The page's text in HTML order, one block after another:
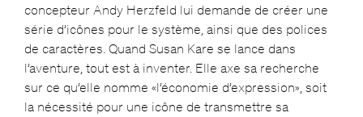
concepteur Andy Herzfeld lui demande de créer une
série d’icônes pour le système, ainsi que des polices
de caractères. Quand Susan Kare se lance dans
l’aventure, tout est à inventer. Elle axe sa recherche
sur ce qu’elle nomme «l’économie d’expression», soit
la nécessité pour une icône de transmettre sa